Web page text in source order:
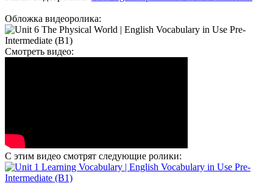
Обложка видеоролика:
Смотреть видео:
С этим видео смотрят следующие ролики: